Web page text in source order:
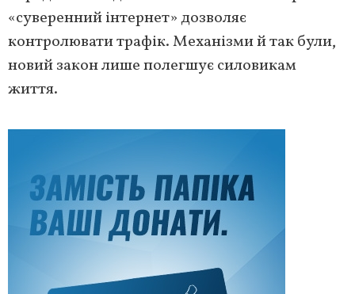
«суверенний інтернет» дозволяє
контролювати трафік. Механізми й так були,
новий закон лише полегшує силовикам
життя.